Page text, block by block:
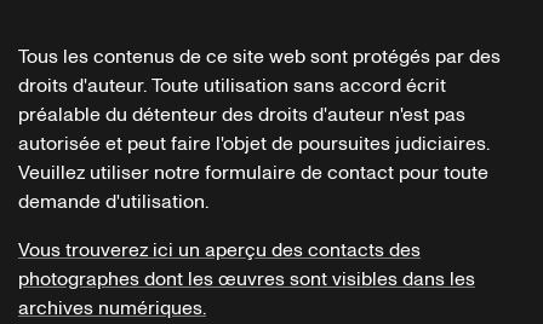
Tous les contenus de ce site web sont protégés par des
droits d'auteur. Toute utilisation sans accord écrit
préalable du détenteur des droits d'auteur n'est pas
autorisée et peut faire l'objet de poursuites judiciaires.
Veuillez utiliser notre formulaire de contact pour toute
demande d'utilisation.
Vous trouverez ici un aperçu des contacts des
photographes dont les œuvres sont visibles dans les
archives numériques.